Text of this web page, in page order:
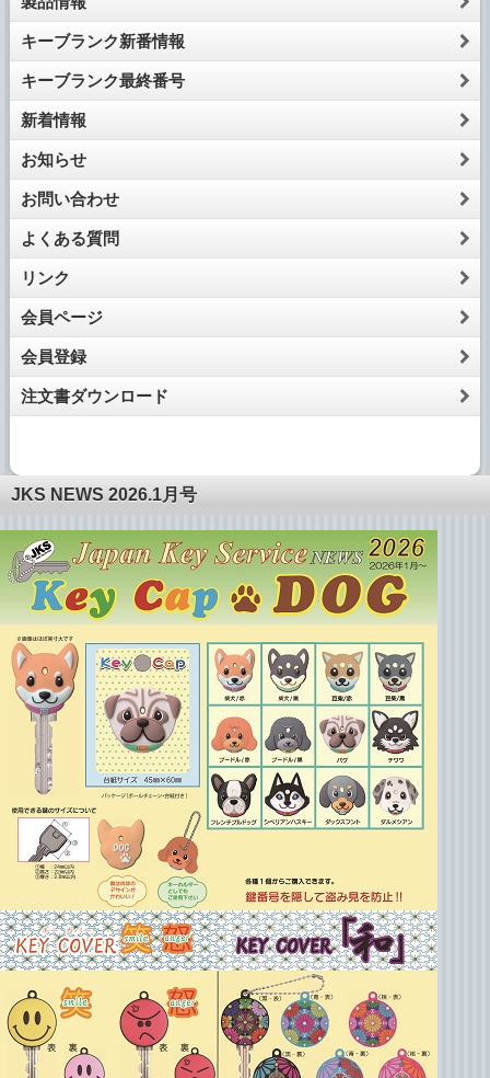
キーブランク新番情報
キーブランク最終番号
新着情報
お知らせ
お問い合わせ
よくある質問
リンク
会員ページ
会員登録
注文書ダウンロード
JKS NEWS 2026.1月号